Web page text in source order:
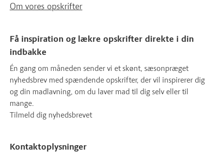
Om vores opskrifter
Få inspiration og lækre opskrifter direkte i din
indbakke
Én gang om måneden sender vi et skønt, sæsonpræget
nyhedsbrev med spændende opskrifter, der vil inspirerer dig
og din madlavning, om du laver mad til dig selv eller til
mange.
Tilmeld dig nyhedsbrevet
Kontaktoplysninger